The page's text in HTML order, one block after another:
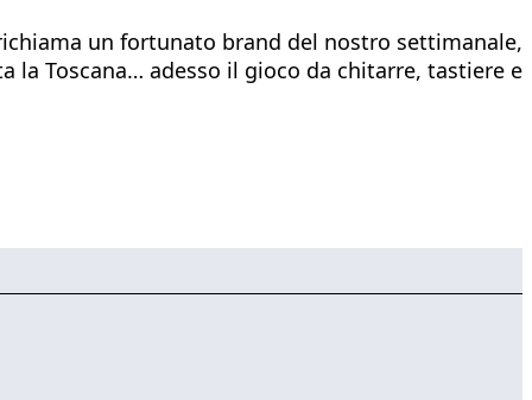
un fortunato brand del nostro settimanale,
la Toscana… adesso il gioco da chitarre, tastiere e